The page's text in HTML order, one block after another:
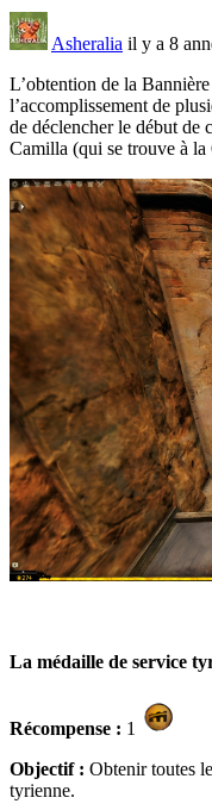
Asheralia il y a 8
L’obtention de la
l’accomplissement de
de déclencher le début de
Camilla (qui se trouve à
La médaille de service
Récompense : 1
Objectif : Obtenir toutes
tyrienne.